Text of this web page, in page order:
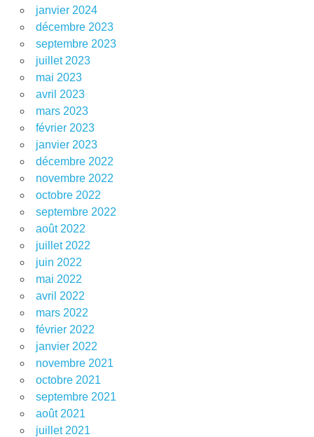
janvier 2024
décembre 2023
septembre 2023
juillet 2023
mai 2023
avril 2023
mars 2023
février 2023
janvier 2023
décembre 2022
novembre 2022
octobre 2022
septembre 2022
août 2022
juillet 2022
juin 2022
mai 2022
avril 2022
mars 2022
février 2022
janvier 2022
novembre 2021
octobre 2021
septembre 2021
août 2021
juillet 2021